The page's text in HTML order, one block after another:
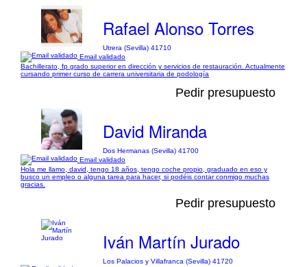
Rafael Alonso Torres
Utrera (Sevilla) 41710
Email validado
Bachillerato, fp grado superior en dirección y servicios de restauración. Actualmente
cursando primer curso de carrera universitaria de podología
Pedir presupuesto
David Miranda
Dos Hermanas (Sevilla) 41700
Email validado
Hola me llamo, david, tengo 18 años, tengo coche propio, graduado en eso y
busco un empleo o alguna tarea para hacer, si podéis contar conmigo muchas
gracias.
Pedir presupuesto
Iván Martín Jurado
Los Palacios y Villafranca (Sevilla) 41720